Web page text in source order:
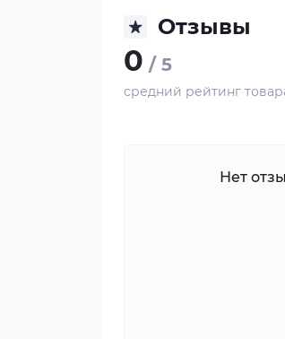
Отзывы
0 / 5
средний рейтинг
Нет